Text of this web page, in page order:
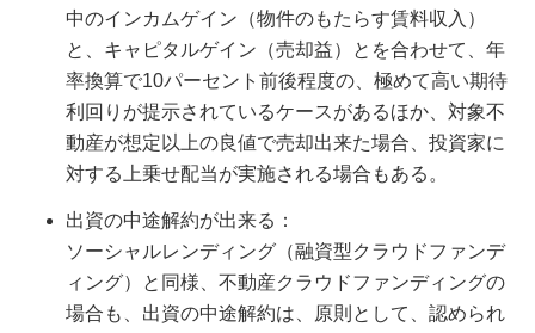
中のインカムゲイン（物件のもたらす賃料収入）
と、キャピタルゲイン（売却益）とを合わせて、年
率換算で10パーセント前後程度の、極めて高い期待
利回りが提示されているケースがあるほか、対象不
動産が想定以上の良値で売却出来た場合、投資家に
対する上乗せ配当が実施される場合もある。
出資の中途解約が出来る：
ソーシャルレンディング（融資型クラウドファンデ
ィング）と同様、不動産クラウドファンディングの
場合も、出資の中途解約は、原則として、認められ